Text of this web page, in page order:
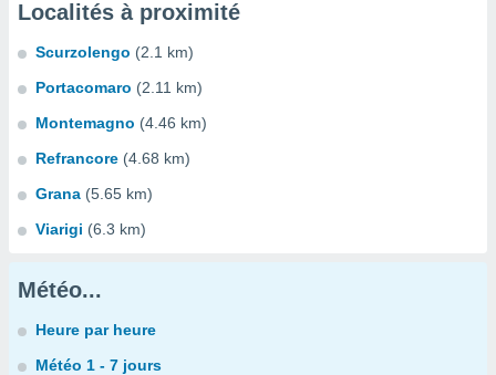
Localités à proximité
Scurzolengo (2.1 km)
Portacomaro (2.11 km)
Montemagno (4.46 km)
Refrancore (4.68 km)
Grana (5.65 km)
Viarigi (6.3 km)
Météo...
Heure par heure
Météo 1 - 7 jours